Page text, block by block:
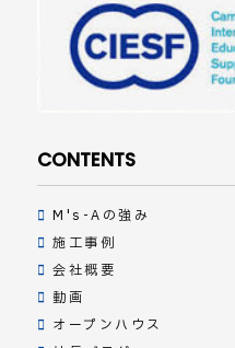
CONTENTS
M's-Aの強み
施工事例
会社概要
動画
オープンハウス